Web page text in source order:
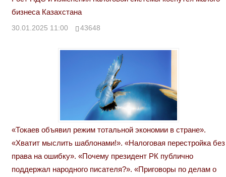
бизнеса Казахстана
30.01.2025 11:00 43648
«Токаев объявил режим тотальной экономии в стране».
«Хватит мыслить шаблонами!». «Налоговая перестройка без
права на ошибку». «Почему президент РК публично
поддержал народного писателя?». «Приговоры по делам о